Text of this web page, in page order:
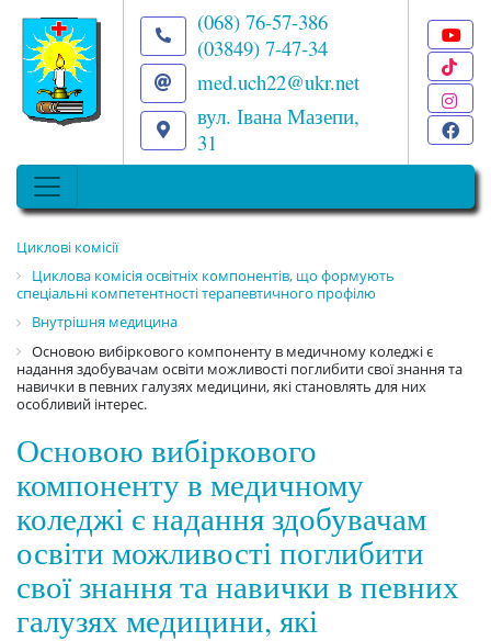
(068) 76-57-386
(03849) 7-47-34
med.uch22@ukr.net
вул. Івана Мазепи,
31
Циклові комісії
Циклова комісія освітніх компонентів, що формують
спеціальні компетентності терапевтичного профілю
Внутрішня медицина
Основою вибіркового компоненту в медичному коледжі є
надання здобувачам освіти можливості поглибити свої знання та
навички в певних галузях медицини, які становлять для них
особливий інтерес.
Основою вибіркового
компоненту в медичному
коледжі є надання здобувачам
освіти можливості поглибити
свої знання та навички в певних
галузях медицини, які